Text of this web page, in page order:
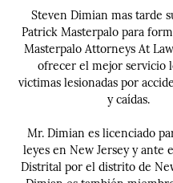
Steven Dimian mas tarde
Patrick Masterpalo para
Masterpalo Attorneys At
ofrecer el mejor servicio
victimas lesionadas por
y caídas.
Mr. Dimian es licenciado
leyes en New Jersey y ante
Distrital por el distrito de